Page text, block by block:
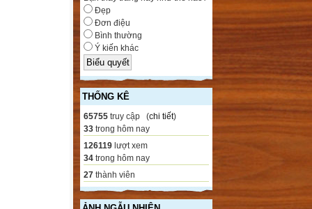
Đẹp
Đơn điệu
Bình thường
Ý kiến khác
THỐNG KÊ
65755 truy cập (chi tiết)
33 trong hôm nay
126119 lượt xem
34 trong hôm nay
27 thành viên